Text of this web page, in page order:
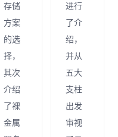
存储
方案
的选
择，
其次
介绍
了裸
金属
进行
了介
绍，
并从
五大
支柱
出发
审视